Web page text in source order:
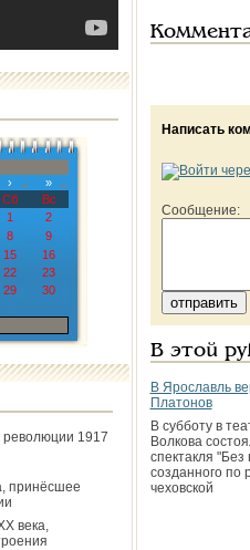
›
»
Сб
Вс
1
2
8
9
15
16
22
23
29
30
революции 1917
принёсшее
века,
Написать
Сообщение:
В этой
В Ярославль
Платонов
В субботу в
Волкова
спектакля "Без
созданного по
чеховской